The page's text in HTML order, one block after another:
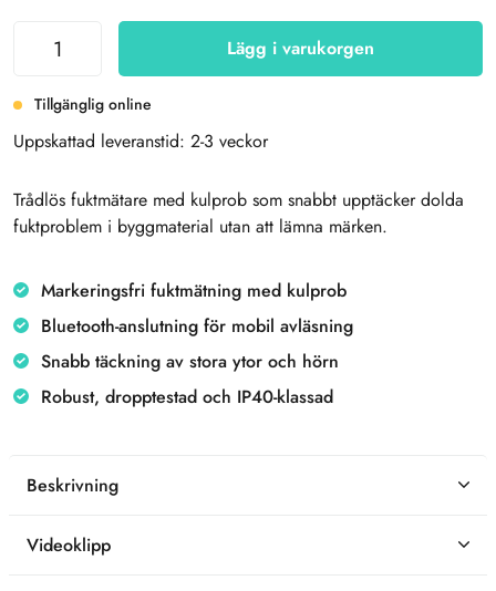
Lägg i varukorgen
Tillgänglig online
Uppskattad leveranstid: 2-3 veckor
Trådlös fuktmätare med kulprob som snabbt upptäcker dolda
fuktproblem i byggmaterial utan att lämna märken.
Markeringsfri fuktmätning med kulprob
Bluetooth-anslutning för mobil avläsning
Snabb täckning av stora ytor och hörn
Robust, dropptestad och IP40-klassad
Beskrivning
Videoklipp